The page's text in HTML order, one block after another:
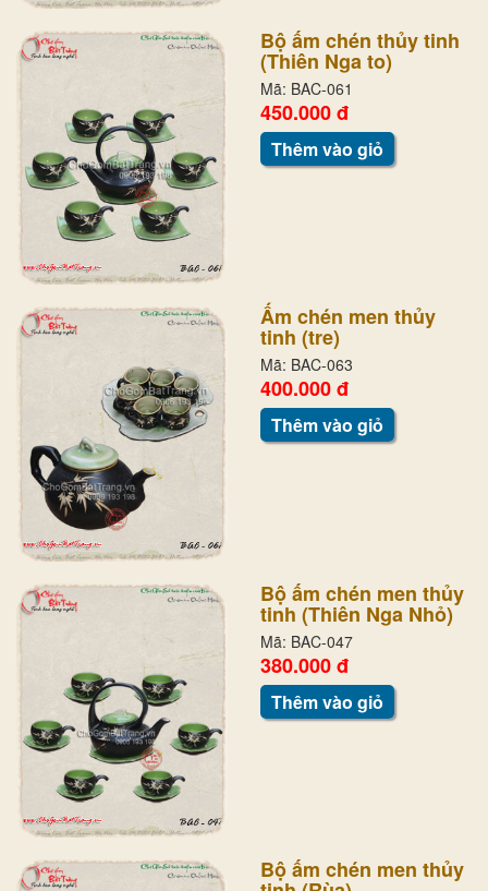
Bộ ấm chén thủy tinh
(Thiên Nga to)
Mã: BAC-061
450.000 đ
Thêm vào giỏ
Ấm chén men thủy
tinh (tre)
Mã: BAC-063
400.000 đ
Thêm vào giỏ
Bộ ấm chén men thủy
tinh (Thiên Nga Nhỏ)
Mã: BAC-047
380.000 đ
Thêm vào giỏ
Bộ ấm chén men thủy